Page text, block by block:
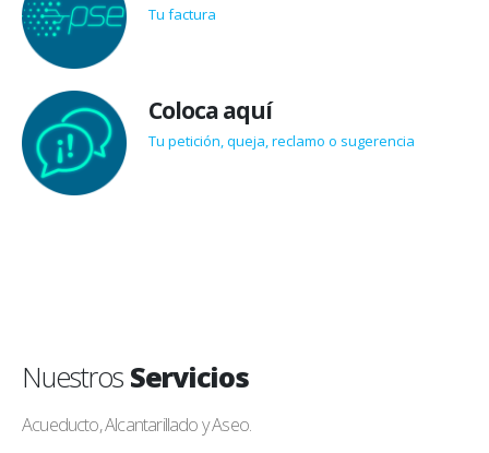
Tu factura
Coloca aquí
Tu petición, queja, reclamo o sugerencia
Nuestros Servicios
Acueducto, Alcantarillado y Aseo.